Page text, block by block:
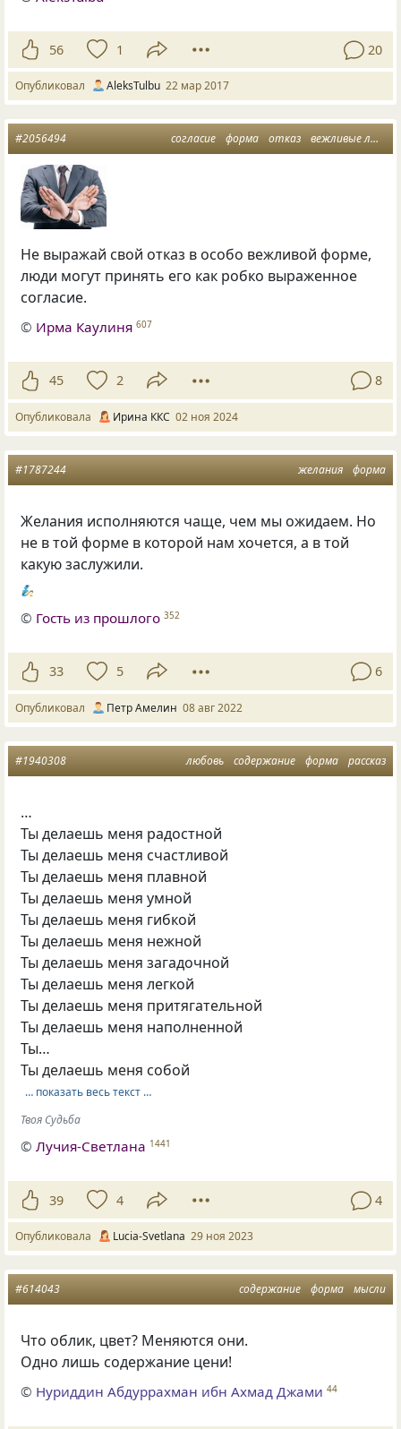
56 1 20
Опубликовал AleksTulbu 22 мар 2017
согласие форма отказ вежливые люди
#2056494
Не выражай свой отказ в особо вежливой форме,
люди могут принять его как робко выраженное
согласие.
© Ирма Каулиня 607
45 2 8
Опубликовала Ирина ККС 02 ноя 2024
желания форма
#1787244
Желания исполняются чаще, чем мы ожидаем. Но
не в той форме в которой нам хочется, а в той
какую заслужили.
🧞
© Гость из прошлого 352
33 5 6
Опубликовал Петр Амeлин 08 авг 2022
любовь содержание форма рассказ
#1940308
…
Ты делаешь меня радостной
Ты делаешь меня счастливой
Ты делаешь меня плавной
Ты делаешь меня умной
Ты делаешь меня гибкой
Ты делаешь меня нежной
Ты делаешь меня загадочной
Ты делаешь меня легкой
Ты делаешь меня притягательной
Ты делаешь меня наполненной
Ты…
Ты делаешь меня собой
… показать весь текст …
Твоя Судьба
©Лучия-Светлана 1441
39 4 4
Опубликовала Lucia-Svetlana 29 ноя 2023
содержание форма мысли
#614043
Что облик, цвет? Меняются они.
Одно лишь содержание цени!
© Нуриддин Абдуррахман ибн Ахмад Джами 44